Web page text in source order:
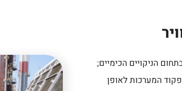
הניקויים הכימיים;
המערכות לאופן